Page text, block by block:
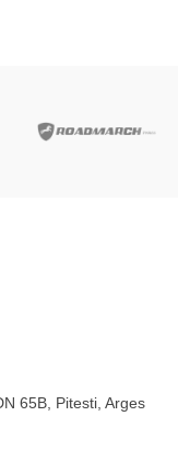
65B, Pitesti, Arges